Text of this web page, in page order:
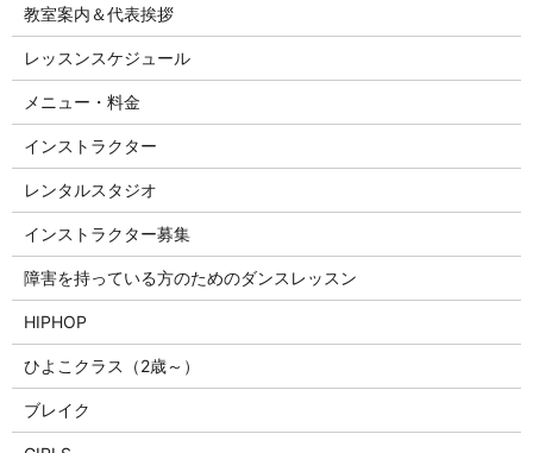
教室案内＆代表挨拶
レッスンスケジュール
メニュー・料金
インストラクター
レンタルスタジオ
インストラクター募集
障害を持っている方のためのダンスレッスン
HIPHOP
ひよこクラス（2歳～）
ブレイク